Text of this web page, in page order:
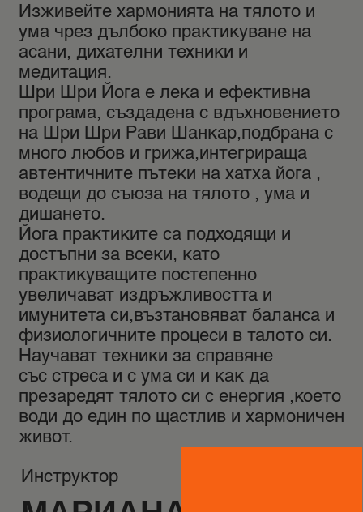
Изживейте хармонията на тялото и
ума чрез дълбоко практикуване на
асани, дихателни техники и
медитация.
Шри Шри Йога е лека и ефективна
програма, създадена с вдъхновението
на Шри Шри Рави Шанкар,подбрана с
много любов и грижа,интегрираща
автентичните пътеки на хатха йога ,
водещи до съюза на тялото , ума и
дишането.
Йога практиките са подходящи и
достъпни за всеки, като
практикуващите постепенно
увеличават издръжливостта и
имунитета си,възтановяват баланса и
физиологичните процеси в талото си.
Научават техники за справяне
със стреса и с ума си и как да
презаредят тялото си с енергия ,което
води до един по щастлив и хармоничен
живот.
Инструктор